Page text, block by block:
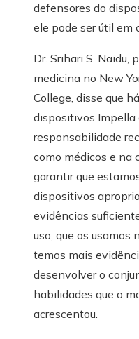
defensores do
ele pode ser útil em
Dr. Srihari S. Naidu,
medicina no New
College, disse que
dispositivos Impella
responsabilidade
como médicos e na
garantir que
dispositivos
evidências
uso, que os usamos
temos mais
desenvolver o
habilidades que o
acrescentou.